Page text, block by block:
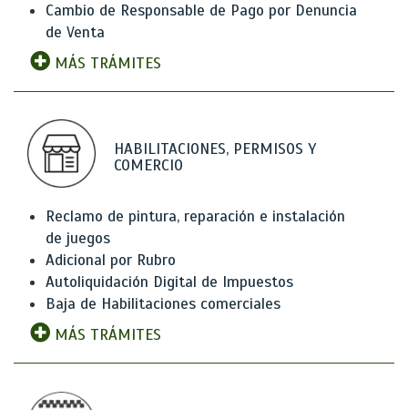
Cambio de Responsable de Pago por Denuncia
de Venta
MÁS TRÁMITES
HABILITACIONES, PERMISOS Y
COMERCIO
Reclamo de pintura, reparación e instalación
de juegos
Adicional por Rubro
Autoliquidación Digital de Impuestos
Baja de Habilitaciones comerciales
MÁS TRÁMITES